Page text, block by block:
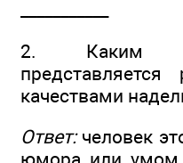
2. Каким
представляется
качествами
Ответ:человек